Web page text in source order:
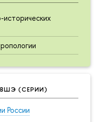
(СЕРИИ)
России